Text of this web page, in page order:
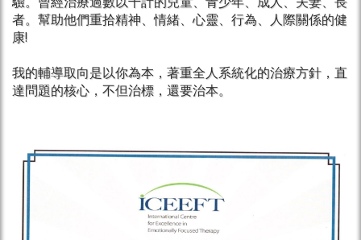
者。幫助他們重拾精神、情緒、心靈、行為、人際關係的健
康!
我的輔導取向是以你為本，著重全人系統化的治療方針，直
達問題的核心，不但治標，還要治本。